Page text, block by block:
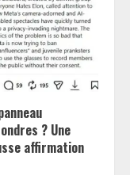
? Une
affirmation